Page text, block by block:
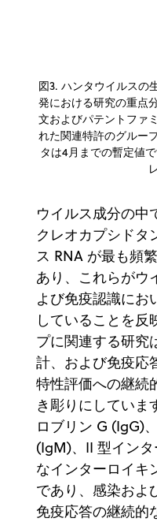
図3. ハンタウイルスの
発における研究の重点
文およびパテントファ
れた関連特許のグルー
タは4月までの暫定値
ウイルス成分の中
クレオカプシドタ
ス RNA が最も頻
あり、これらがウ
よび免疫認識にお
していることを反
プに関連する研究
計、および免疫応
特性評価への継続
き彫りにしていま
ロブリン G (IgG)
(IgM)、II 型イン
なインターロイキ
であり、感染およ
免疫応答の継続的